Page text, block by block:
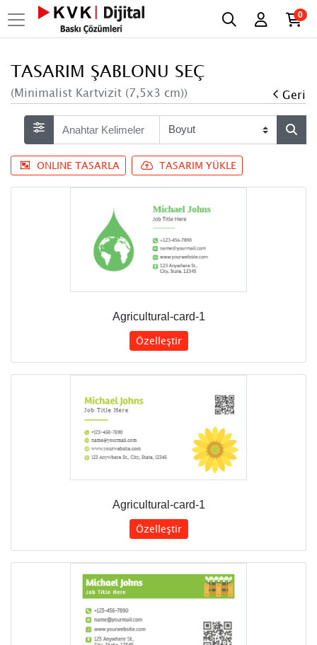
0
TASARIM ŞABLONU SEÇ
(Minimalist Kartvizit (7,5x3 cm)) Geri
ONLINE TASARLA TASARIM YÜKLE
Agricultural-card-1
Özelleştir
Agricultural-card-1
Özelleştir